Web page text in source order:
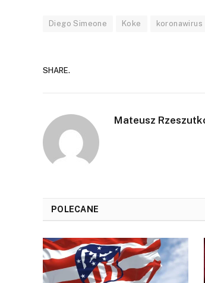
Diego Simeone Koke koronawirus
SHARE.
Mateusz
POLECANE